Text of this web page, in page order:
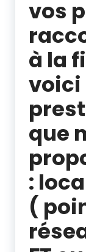
vos
à la
voici
que
:
(